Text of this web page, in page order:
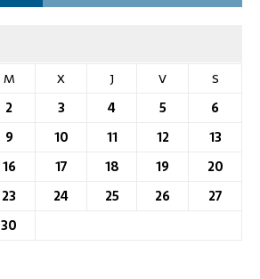
M X J V
S
2 3 4 5
6
9 10 11 12
13
16 17 18 19
20
23 24 25 26
27
30